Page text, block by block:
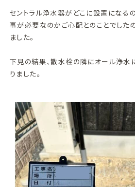
セントラル浄水器がどこに設置になるの
事が必要なのかご心配とのことでした
ました。
下見の結果、散水栓の隣にオール浄水
りました。